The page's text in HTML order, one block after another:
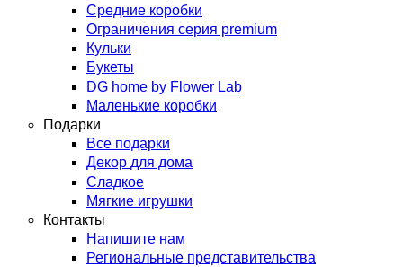
Средние коробки
Ограничения серия premium
Кульки
Букеты
DG home by Flower Lab
Маленькие коробки
Подарки
Все подарки
Декор для дома
Сладкое
Мягкие игрушки
Контакты
Напишите нам
Региональные представительства